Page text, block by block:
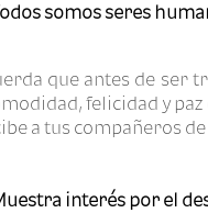
somos seres
que antes de ser
felicidad y
a tus compañeros
interés por el